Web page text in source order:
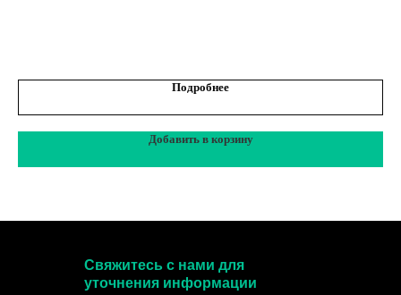
Подробнее
Добавить в корзину
Свяжитесь с нами для
уточнения информации